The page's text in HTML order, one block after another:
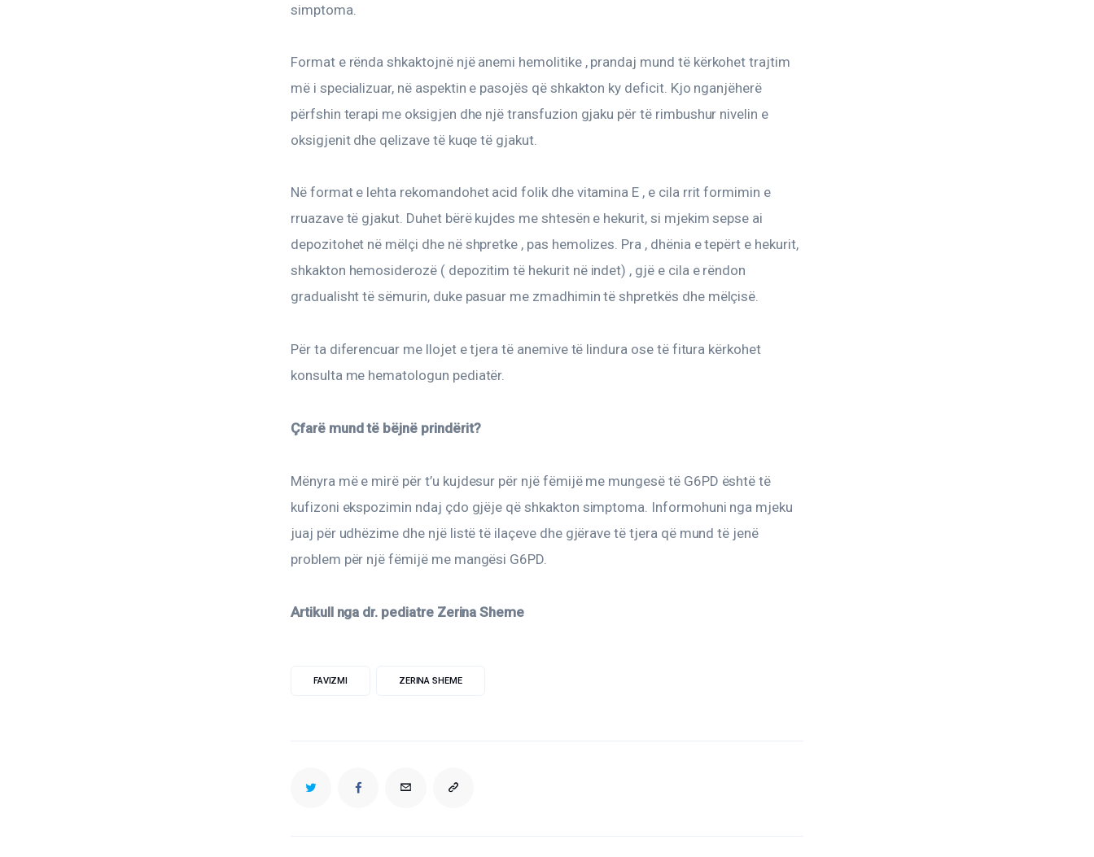
simptoma.
Format e rënda shkaktojnë një anemi hemolitike , prandaj mund të kërkohet trajtim
më i specializuar, në aspektin e pasojës që shkakton ky deficit. Kjo nganjëherë
përfshin terapi me oksigjen dhe një transfuzion gjaku për të rimbushur nivelin e
oksigjenit dhe qelizave të kuqe të gjakut.
Në format e lehta rekomandohet acid folik dhe vitamina E , e cila rrit formimin e
rruazave të gjakut. Duhet bërë kujdes me shtesën e hekurit, si mjekim sepse ai
depozitohet në mëlçi dhe në shpretke , pas hemolizes. Pra , dhënia e tepërt e hekurit,
shkakton hemosiderozë ( depozitim të hekurit në indet) , gjë e cila e rëndon
gradualisht të sëmurin, duke pasuar me zmadhimin të shpretkës dhe mëlçisë.
Për ta diferencuar me llojet e tjera të anemive të lindura ose të fitura kërkohet
konsulta me hematologun pediatër.
Çfarë mund të bëjnë prindërit?
Mënyra më e mirë për t’u kujdesur për një fëmijë me mungesë të G6PD është të
kufizoni ekspozimin ndaj çdo gjëje që shkakton simptoma. Informohuni nga mjeku
juaj për udhëzime dhe një listë të ilaçeve dhe gjërave të tjera që mund të jenë
problem për një fëmijë me mangësi G6PD.
Artikull nga dr. pediatre Zerina Sheme
FAVIZMI ZERINA SHEME
TWITTERFACEBOOKEMAIL COPY